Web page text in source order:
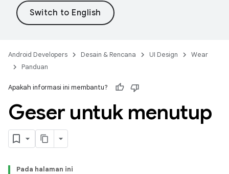
Android Developers Desain & Rencana UI Design
Wear
Panduan
Apakah informasi ini membantu?
Geser untuk menutup
Pada halaman ini